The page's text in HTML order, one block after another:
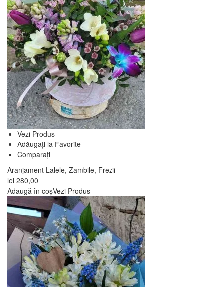
Vezi Produs
Adăugați la Favorite
Comparați
Aranjament Lalele, Zambile, Frezii
lei 280,00
Adaugă în coșVezi Produs